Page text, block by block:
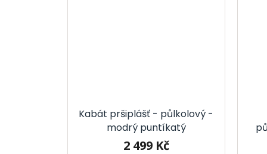
Kabát pršiplášť - půlkolový -
modrý puntíkatý
2 499 Kč